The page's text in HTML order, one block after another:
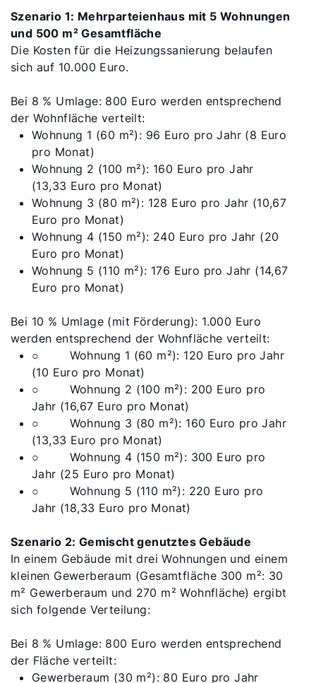
Szenario 1: Mehrparteienhaus mit 5 Wohnungen
und 500 m² Gesamtfläche
Die Kosten für die Heizungssanierung belaufen
sich auf 10.000 Euro.
Bei 8 % Umlage: 800 Euro werden entsprechend
der Wohnfläche verteilt:
Wohnung 1 (60 m²): 96 Euro pro Jahr (8 Euro
pro Monat)
Wohnung 2 (100 m²): 160 Euro pro Jahr
(13,33 Euro pro Monat)
Wohnung 3 (80 m²): 128 Euro pro Jahr (10,67
Euro pro Monat)
Wohnung 4 (150 m²): 240 Euro pro Jahr (20
Euro pro Monat)
Wohnung 5 (110 m²): 176 Euro pro Jahr (14,67
Euro pro Monat)
Bei 10 % Umlage (mit Förderung): 1.000 Euro
werden entsprechend der Wohnfläche verteilt:
○ Wohnung 1 (60 m²): 120 Euro pro Jahr
(10 Euro pro Monat)
○ Wohnung 2 (100 m²): 200 Euro pro
Jahr (16,67 Euro pro Monat)
○ Wohnung 3 (80 m²): 160 Euro pro Jahr
(13,33 Euro pro Monat)
○ Wohnung 4 (150 m²): 300 Euro pro
Jahr (25 Euro pro Monat)
○ Wohnung 5 (110 m²): 220 Euro pro
Jahr (18,33 Euro pro Monat)
Szenario 2: Gemischt genutztes Gebäude
In einem Gebäude mit drei Wohnungen und einem
kleinen Gewerberaum (Gesamtfläche 300 m²: 30
m² Gewerberaum und 270 m² Wohnfläche) ergibt
sich folgende Verteilung:
Bei 8 % Umlage: 800 Euro werden entsprechend
der Fläche verteilt:
Gewerberaum (30 m²): 80 Euro pro Jahr